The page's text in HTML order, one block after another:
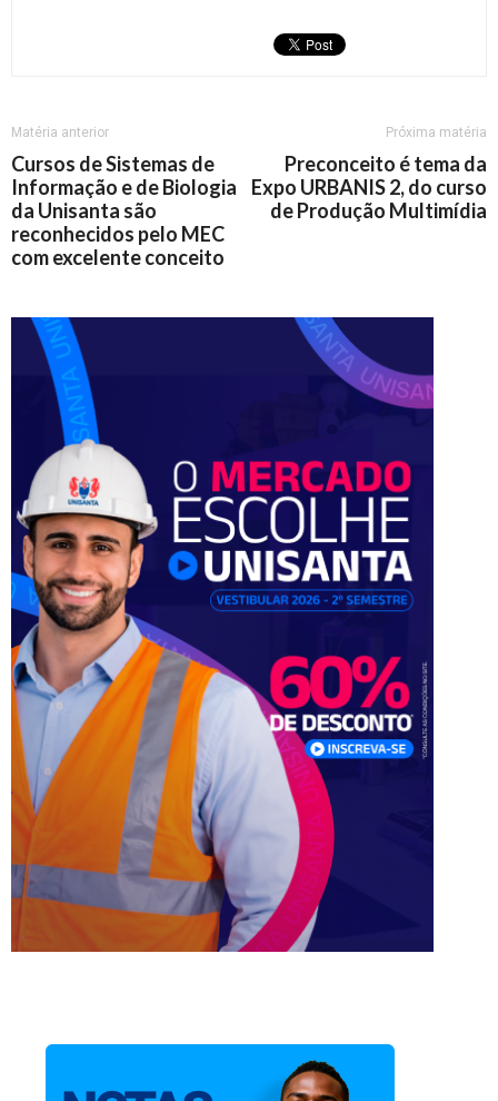
Matéria anterior
Cursos de Sistemas de
Informação e de Biologia
da Unisanta são
reconhecidos pelo MEC
com excelente conceito
Próxima matéria
Preconceito é tema da
Expo URBANIS 2, do curso
de Produção Multimídia